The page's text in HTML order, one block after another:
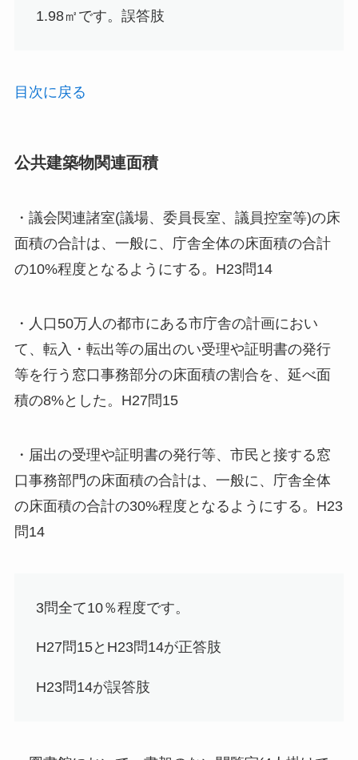
1.98㎡です。 誤答肢
目次に戻る
公共建築物関連面積
・議会関連諸室(議場、委員長室、議員控室等)の床
面積の合計は、一般に、庁舎全体の床面積の合計
の10%程度となるようにする。H23問14
・人口50万人の都市にある市庁舎の計画におい
て、転入・転出等の届出のい受理や証明書の発行
等を行う窓口事務部分の床面積の割合を、延べ面
積の8%とした。H27問15
・届出の受理や証明書の発行等、市民と接する窓
口事務部門の床面積の合計は、一般に、庁舎全体
の床面積の合計の30%程度となるようにする。H23
問14
3問全て10％程度です。
H27問15とH23問14が正答肢
H23問14が誤答肢